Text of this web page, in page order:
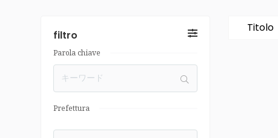
filtro
Parola chiave
Prefettura
Titolo